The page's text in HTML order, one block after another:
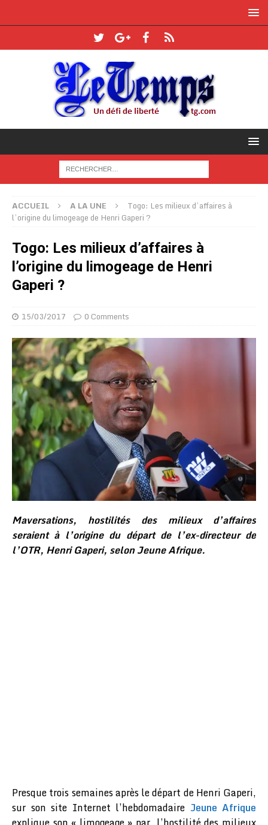
ACCUEIL A LA UNE
Togo: Les milieux d’affaires à
l’origine du limogeage de Henri Gaperi ?
Togo: Les milieux d’affaires à
l’origine du limogeage de Henri
Gaperi ?
15/03/2017 0 Comments
Maversations, hostilités des milieux d’affaires
seraient à l’origine du départ de l’ex-directeur de
l’OTR, Henri Gaperi, selon Jeune Afrique.
Presque trois semaines après le départ de Henri Gaperi,
sur son site Internet l’hebdomadaire Jeune Afrique